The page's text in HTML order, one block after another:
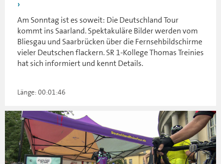
Am Sonntag ist es soweit: Die Deutschland Tour
kommt ins Saarland. Spektakuläre Bilder werden vom
Bliesgau und Saarbrücken über die Fernsehbildschirme
vieler Deutschen flackern. SR 1-Kollege Thomas Treinies
hat sich informiert und kennt Details.
Länge: 00:01:46